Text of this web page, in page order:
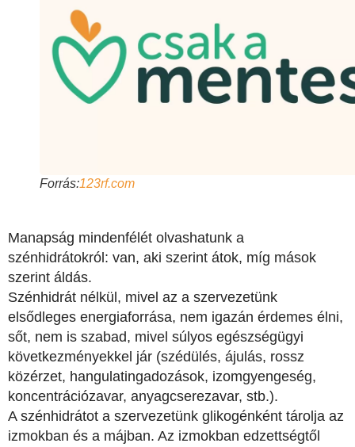
Forrás:123rf.com
Manapság mindenfélét olvashatunk a
szénhidrátokról: van, aki szerint átok, míg mások
szerint áldás.
Szénhidrát nélkül, mivel az a szervezetünk
elsődleges energiaforrása, nem igazán érdemes élni,
sőt, nem is szabad, mivel súlyos egészségügyi
következményekkel jár (szédülés, ájulás, rossz
közérzet, hangulatingadozások, izomgyengeség,
koncentrációzavar, anyagcserezavar, stb.).
A szénhidrátot a szervezetünk glikogénként tárolja az
izmokban és a májban. Az izmokban edzettségtől